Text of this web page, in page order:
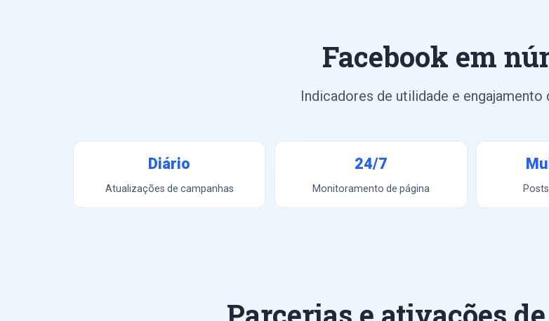
Facebook em
Indicadores de utilidade e engajamento
Diário
Atualizações de campanhas
24/7
Monitoramento de página